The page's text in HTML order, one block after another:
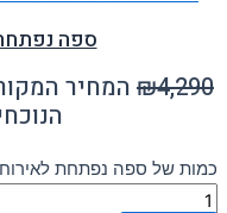
ספה
₪4,290 המחיר המקורי
הנוכחי
כמות של ספה נפתחת לאירוח